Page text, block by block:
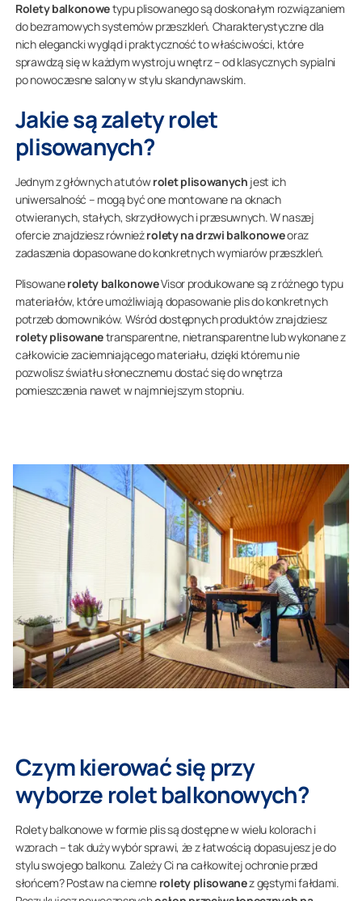
Rolety balkonowetypu plisowanego są doskonałym rozwiązaniem
do bezramowych systemów przeszkleń. Charakterystyczne dla
nich elegancki wygląd i praktyczność to właściwości, które
sprawdzą się w każdym wystroju wnętrz – od klasycznych sypialni
po nowoczesne salony w stylu skandynawskim.
Jakie są zalety rolet
plisowanych?
Jednym z głównych atutówrolet plisowanych jest ich
uniwersalność – mogą być one montowane na oknach
otwieranych, stałych, skrzydłowych i przesuwnych. W naszej
ofercie znajdziesz równieżrolety na drzwi balkonoweoraz
zadaszenia dopasowane do konkretnych wymiarów przeszkleń.
Plisowanerolety balkonoweVisor produkowane są z różnego typu
materiałów, które umożliwiają dopasowanie plis do konkretnych
potrzeb domowników. Wśród dostępnych produktów znajdziesz
rolety plisowanetransparentne, nietransparentne lub wykonane z
całkowicie zaciemniającego materiału, dzięki któremu nie
pozwolisz światłu słonecznemu dostać się do wnętrza
pomieszczenia nawet w najmniejszym stopniu.
Czym kierować się przy
wyborze rolet balkonowych?
Rolety balkonowe w formie plis są dostępne w wielu kolorach i
wzorach – tak duży wybór sprawi, że z łatwością dopasujesz je do
stylu swojego balkonu. Zależy Ci na całkowitej ochronie przed
słońcem? Postaw na ciemne rolety plisowanez gęstymi fałdami.